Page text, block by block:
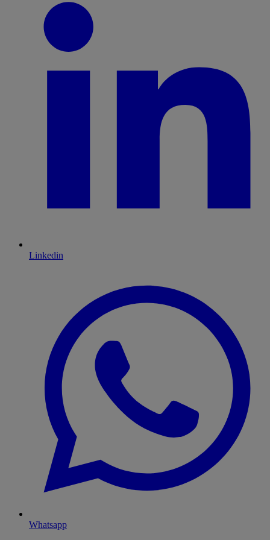
Linkedin
Whatsapp